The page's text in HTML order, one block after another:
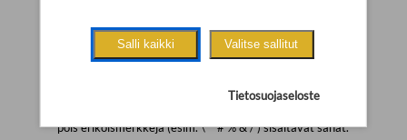
Tarkennettu haku
pois erikoismerkkejä (esim. \' " # % & / ) sisältävät sanat.
Salli kaikki Valitse sallitut
Tietosuojaseloste